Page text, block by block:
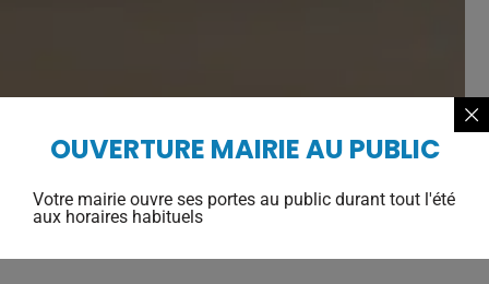
OUVERTURE MAIRIE AU PUBLIC
Votre mairie ouvre ses portes au public durant tout l'été
aux horaires habituels